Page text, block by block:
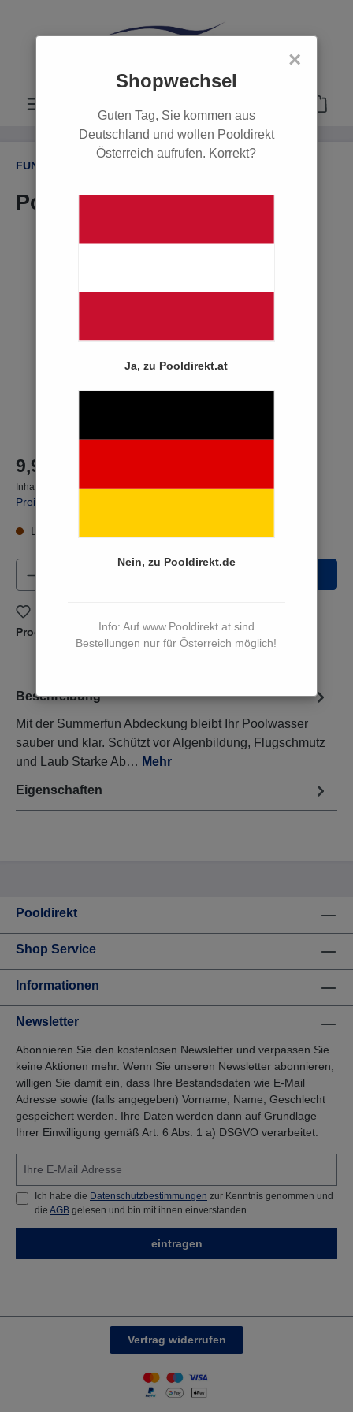
×
Shopwechsel
Guten Tag, Sie kommen aus
Deutschland und wollen Pooldirekt
Österreich aufrufen. Korrekt?
Ja, zu Pooldirekt.at
Nein, zu Pooldirekt.de
Info: Auf www.Pooldirekt.at sind
Bestellungen nur für Österreich möglich!
FUNDGRUBE / SCHNÄPPCHEN
Poolabdeckung Summer fun
9,90 €*
Inhalt:
Preise inkl. MwSt. zzgl. Versandkosten
Lieferzeit Sofort versandfertig, Lieferzeit 3 bis 5 Werktage
Produkt Anzahl: Gib den gewünschten
Produktnummer:311114
Beschreibung
Mit der Summerfun Abdeckung bleibt Ihr Poolwasser
sauber und klar. Schützt vor Algenbildung, Flugschmutz
und Laub Starke Ab… Mehr
Eigenschaften
Pooldirekt
Shop Service
Informationen
Newsletter
Abonnieren Sie den kostenlosen Newsletter und verpassen Sie
keine Aktionen mehr. Wenn Sie unseren Newsletter abonnieren,
willigen Sie damit ein, dass Ihre Bestandsdaten wie E-Mail
Adresse sowie (falls angegeben) Vorname, Name, Geschlecht
gespeichert werden. Ihre Daten werden dann auf Grundlage
Ihrer Einwilligung gemäß Art. 6 Abs. 1 a) DSGVO verarbeitet.
Ich habe die Datenschutzbestimmungen zur Kenntnis genommen und
die AGB gelesen und bin mit ihnen einverstanden.
eintragen
Vertrag widerrufen